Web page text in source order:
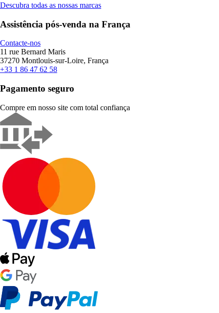
Descubra todas as nossas marcas
Assistência pós-venda na França
Contacte-nos
11 rue Bernard Maris
37270 Montlouis-sur-Loire, França
+33 1 86 47 62 58
Pagamento seguro
Compre em nosso site com total confiança